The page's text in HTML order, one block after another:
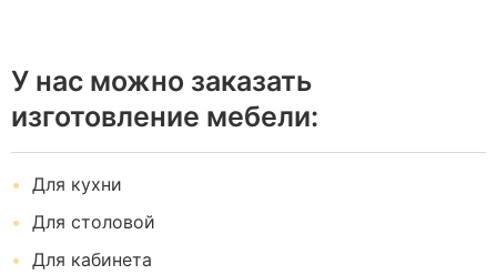
У нас можно заказать
изготовление мебели:
Для кухни
Для столовой
Для кабинета